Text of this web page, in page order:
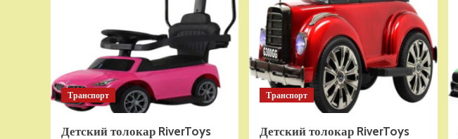
Транспорт
Детский толокар RiverToys
Транспорт
Детский толокар RiverToys